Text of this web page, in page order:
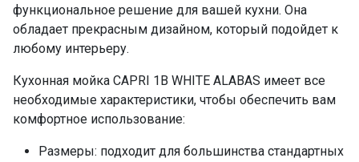
функциональное решение для вашей кухни. Она
обладает прекрасным дизайном, который подойдет к
любому интерьеру.
Кухонная мойка CAPRI 1B WHITE ALABAS имеет все
необходимые характеристики, чтобы обеспечить вам
комфортное использование:
Размеры: подходит для большинства стандартных